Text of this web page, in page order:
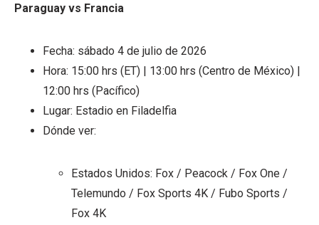
Paraguay vs Francia
Fecha: sábado 4 de julio de 2026
Hora: 15:00 hrs (ET) | 13:00 hrs (Centro de México) |
12:00 hrs (Pacífico)
Lugar: Estadio en Filadelfia
Dónde ver:
Estados Unidos: Fox / Peacock / Fox One /
Telemundo / Fox Sports 4K / Fubo Sports /
Fox 4K